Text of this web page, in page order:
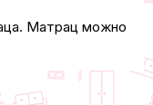
Матрац можно